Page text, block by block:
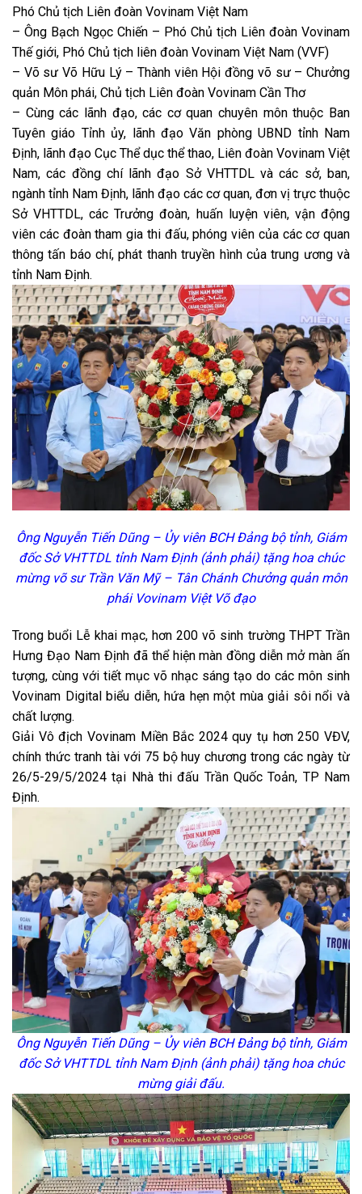
Phó Chủ tịch Liên đoàn Vovinam Việt Nam
– Ông Bạch Ngọc Chiến – Phó Chủ tịch Liên đoàn Vovinam
Thế giới, Phó Chủ tịch liên đoàn Vovinam Việt Nam (VVF)
– Võ sư Võ Hữu Lý – Thành viên Hội đồng võ sư – Chưởng
quản Môn phái, Chủ tịch Liên đoàn Vovinam Cần Thơ
– Cùng các lãnh đạo, các cơ quan chuyên môn thuộc Ban
Tuyên giáo Tỉnh ủy, lãnh đạo Văn phòng UBND tỉnh Nam
Định, lãnh đạo Cục Thể dục thể thao, Liên đoàn Vovinam Việt
Nam, các đồng chí lãnh đạo Sở VHTTDL và các sở, ban,
ngành tỉnh Nam Định, lãnh đạo các cơ quan, đơn vị trực thuộc
Sở VHTTDL, các Trưởng đoàn, huấn luyện viên, vận động
viên các đoàn tham gia thi đấu, phóng viên của các cơ quan
thông tấn báo chí, phát thanh truyền hình của trung ương và
tỉnh Nam Định.
Ông Nguyễn Tiến Dũng – Ủy viên BCH Đảng bộ tỉnh, Giám
đốc Sở VHTTDL tỉnh Nam Định (ảnh phải) tặng hoa chúc
mừng võ sư Trần Văn Mỹ – Tân Chánh Chưởng quản môn
phái Vovinam Việt Võ đạo
Trong buổi Lễ khai mạc, hơn 200 võ sinh trường THPT Trần
Hưng Đạo Nam Định đã thể hiện màn đồng diễn mở màn ấn
tượng, cùng với tiết mục võ nhạc sáng tạo do các môn sinh
Vovinam Digital biểu diễn, hứa hẹn một mùa giải sôi nổi và
chất lượng.
Giải Vô địch Vovinam Miền Bắc 2024 quy tụ hơn 250 VĐV,
chính thức tranh tài với 75 bộ huy chương trong các ngày từ
26/5-29/5/2024 tại Nhà thi đấu Trần Quốc Toản, TP Nam
Định.
Ông Nguyễn Tiến Dũng – Ủy viên BCH Đảng bộ tỉnh, Giám
đốc Sở VHTTDL tỉnh Nam Định (ảnh phải) tặng hoa chúc
mừng giải đấu.